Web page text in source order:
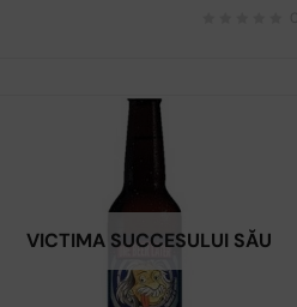
VICTIMA SUCCESULUI SĂU